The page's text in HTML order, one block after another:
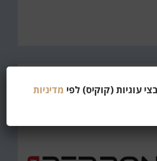
עוגיות (קוקיס) לפי מדיניות